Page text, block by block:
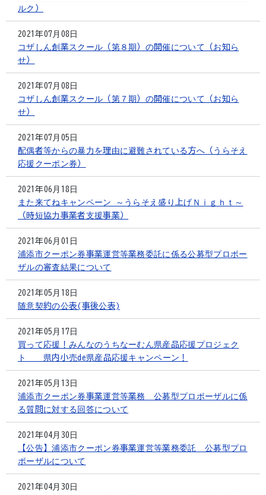
ルク）
2021年07月08日
コザしん創業スクール（第８期）の開催について（お知ら
せ）
2021年07月08日
コザしん創業スクール（第７期）の開催について（お知ら
せ）
2021年07月05日
配偶者等からの暴力を理由に避難されている方へ（うらそえ
応援クーポン券）
2021年06月18日
また来てねキャンペーン ～うらそえ盛り上げＮｉｇｈｔ～
（時短協力事業者支援事業）
2021年06月01日
浦添市クーポン券事業運営等業務委託に係る公募型プロポー
ザルの審査結果について
2021年05月18日
随意契約の公表(事後公表)
2021年05月17日
買って応援！みんなのうちなーむん県産品応援プロジェク
ト 県内小売de県産品応援キャンペーン！
2021年05月13日
浦添市クーポン券事業運営等業務 公募型プロポーザルに係
る質問に対する回答について
2021年04月30日
【公告】浦添市クーポン券事業運営等業務委託 公募型プロ
ポーザルについて
2021年04月30日